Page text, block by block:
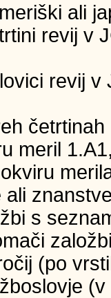
ali
revij v
revij
meril
ali
s
(po